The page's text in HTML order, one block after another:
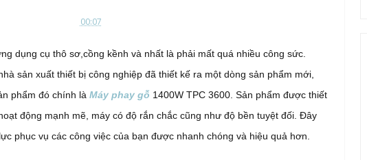
00:07
dụng cụ thô sơ,cồng kềnh và nhất là phải mất quá nhiều công sức.
sản xuất thiết bị công nghiệp đã thiết kế ra một dòng sản phẩm mới,
phẩm đó chính là Máy phay gỗ 1400W TPC 3600. Sản phẩm được thiết
động mạnh mẽ, máy có độ rắn chắc cũng như độ bền tuyệt đối. Đây
phục vụ các công việc của bạn được nhanh chóng và hiệu quả hơn.